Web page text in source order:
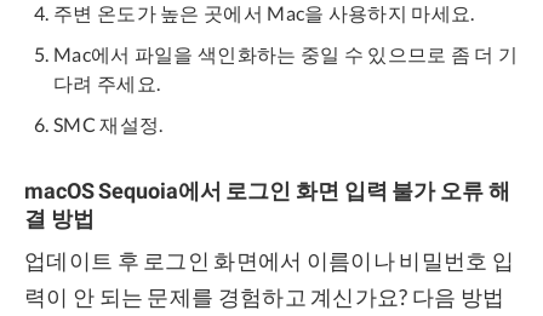
주변 온도가 높은 곳에서 Mac을 사용하지 마세요.
Mac에서 파일을 색인화하는 중일 수 있으므로 좀 더 기
다려 주세요.
SMC 재설정.
macOS Sequoia에서 로그인 화면 입력 불가 오류 해
결 방법
업데이트 후 로그인 화면에서 이름이나 비밀번호 입
력이 안 되는 문제를 경험하고 계신가요? 다음 방법